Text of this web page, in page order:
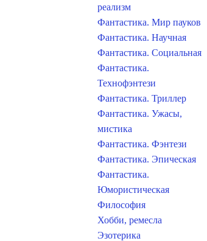
реализм
Фантастика. Мир пауков
Фантастика. Научная
Фантастика. Социальная
Фантастика.
Технофэнтези
Фантастика. Триллер
Фантастика. Ужасы,
мистика
Фантастика. Фэнтези
Фантастика. Эпическая
Фантастика.
Юмористическая
Философия
Хобби, ремесла
Эзотерика